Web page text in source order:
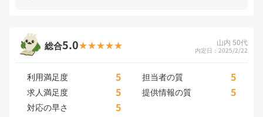
総合5.0 山内 50代
内定日：2025/2/22
利用満足度 5 担当者の質 5
求人満足度 5 提供情報の質 5
対応の早さ 5